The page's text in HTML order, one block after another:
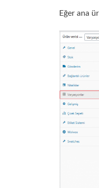
Eğer ana